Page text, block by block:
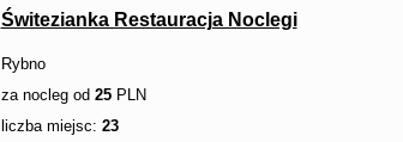
Świtezianka Restauracja Noclegi
Rybno
za nocleg od 25PLN
liczba miejsc: 23